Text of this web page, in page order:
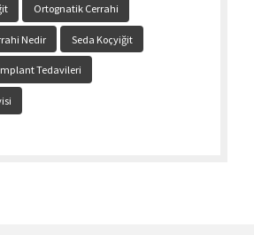
Ortognatik Cerrahi
Nedir Seda Koçyiğit
Tedavileri